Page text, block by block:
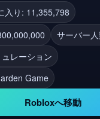
入り: 11,355,798
サーバー
レーション
Game
Robloxへ移動